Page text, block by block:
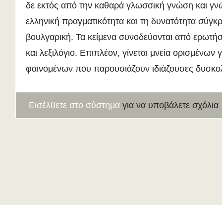
δε εκτός από την καθαρά γλωσσική γνώση και
ελληνική πραγματικότητα και τη δυνατότητα
βουλγαρική. Τα κείμενα συνοδεύονται από
και λεξιλόγιο. Επιπλέον, γίνεται μνεία ορισμένων
φαινομένων που παρουσιάζουν ιδιάζουσες
Εισέλθετε στο σύστημα για να υποβάλετε σχόλια